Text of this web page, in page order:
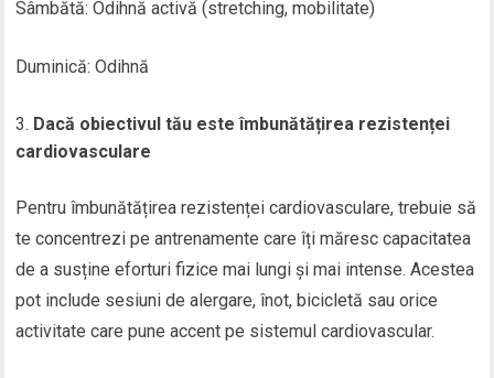
Sâmbătă: Odihnă activă (stretching, mobilitate)
Duminică: Odihnă
Dacă obiectivul tău este îmbunătățirea rezistenței
cardiovasculare
Pentru îmbunătățirea rezistenței cardiovasculare, trebuie să
te concentrezi pe antrenamente care îți măresc capacitatea
de a susține eforturi fizice mai lungi și mai intense. Acestea
pot include sesiuni de alergare, înot, bicicletă sau orice
activitate care pune accent pe sistemul cardiovascular.